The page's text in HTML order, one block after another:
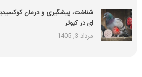
شناخت، پیشگیری و درمان
ای در کبوتر
مرداد 3, 1405